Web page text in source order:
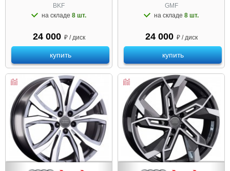
BKF
на складе 8 шт.
24 000 ₽ / диск
купить
GMF
на складе 8 шт.
24 000 ₽ / диск
купить